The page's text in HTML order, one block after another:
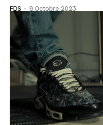
FDS - 8 Octobre 2023